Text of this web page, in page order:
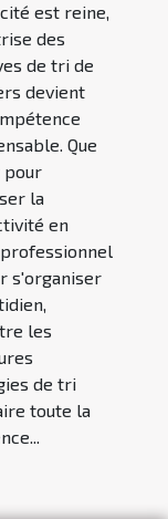
est reine,
des
de tri de
devient
Que
pour
la
en
s'organiser
les
de tri
toute la